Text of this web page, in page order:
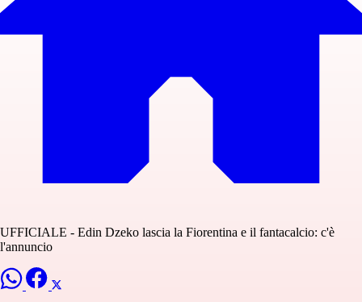
UFFICIALE - Edin Dzeko lascia la Fiorentina e il fantacalcio: c'è
l'annuncio